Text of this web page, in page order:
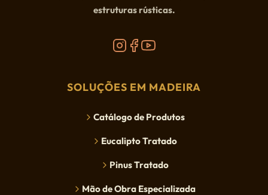
estruturas rústicas.
SOLUÇÕES EM MADEIRA
Catálogo de Produtos
Eucalipto Tratado
Pinus Tratado
Mão de Obra Especializada